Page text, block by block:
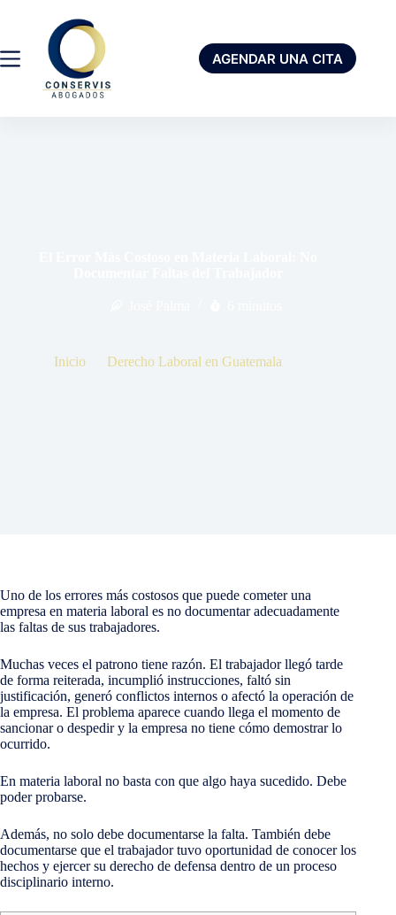
AGENDAR UNA CITA
Inicio
Derecho Laboral en Guatemala
Uno de los errores más costosos que puede cometer una
empresa en materia laboral es no documentar adecuadamente
las faltas de sus trabajadores.
Muchas veces el patrono tiene razón. El trabajador llegó tarde
de forma reiterada, incumplió instrucciones, faltó sin
justificación, generó conflictos internos o afectó la operación de
la empresa. El problema aparece cuando llega el momento de
sancionar o despedir y la empresa no tiene cómo demostrar lo
ocurrido.
En materia laboral no basta con que algo haya sucedido. Debe
poder probarse.
Además, no solo debe documentarse la falta. También debe
documentarse que el trabajador tuvo oportunidad de conocer los
hechos y ejercer su derecho de defensa dentro de un proceso
disciplinario interno.